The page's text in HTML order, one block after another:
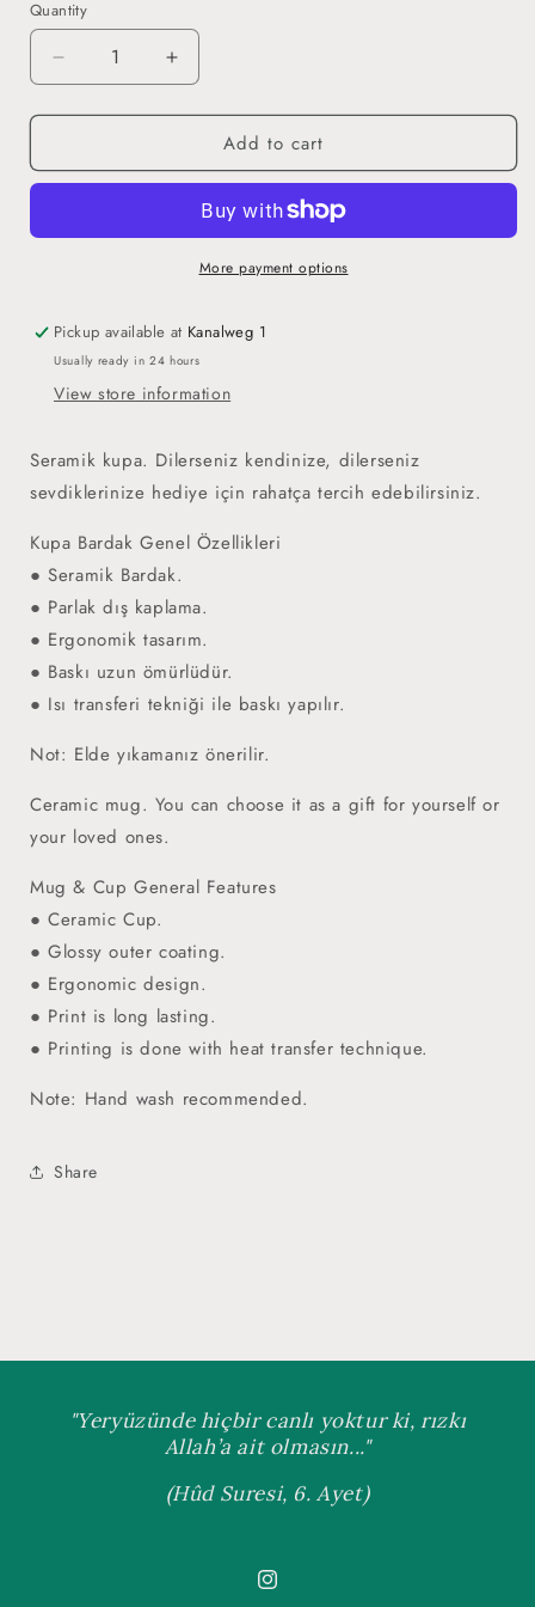
Quantity
Decrease
quantity
for
-
Increase
quantity
for
Subhanallah
-
Add to cart
More payment options
Pickup available at Kanalweg 1
Usually ready in 24 hours
View store information
Seramik kupa. Dilerseniz kendinize, dilerseniz
sevdiklerinize hediye için rahatça tercih edebilirsiniz.
Kupa Bardak Genel Özellikleri
● Seramik Bardak.
● Parlak dış kaplama.
● Ergonomik tasarım.
● Baskı uzun ömürlüdür.
● Isı transferi tekniği ile baskı yapılır.
Not: Elde yıkamanız önerilir.
Ceramic mug. You can choose it as a gift for yourself or
your loved ones.
Mug & Cup General Features
● Ceramic Cup.
● Glossy outer coating.
● Ergonomic design.
● Print is long lasting.
● Printing is done with heat transfer technique.
Note: Hand wash recommended.
Share
"Yeryüzünde hiçbir canlı yoktur ki, rızkı
Allah’a ait olmasın..."
(Hûd Suresi, 6. Ayet)
Instagram